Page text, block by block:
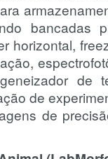
bancadas
horizontal,
de
de
de